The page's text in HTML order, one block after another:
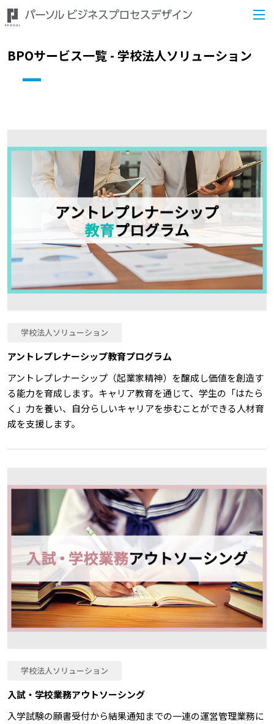
BPOサービス一覧 - 学校法人ソリューション
学校法人ソリューション
アントレプレナーシップ教育プログラム
アントレプレナーシップ（起業家精神）を醸成し価値を創造す
る能力を育成します。キャリア教育を通じて、学生の「はたら
く」力を養い、自分らしいキャリアを歩むことができる人材育
成を支援します。
学校法人ソリューション
入試・学校業務アウトソーシング
入学試験の願書受付から結果通知までの一連の運営管理業務に